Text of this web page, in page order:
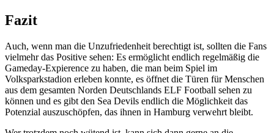
Fazit
Auch, wenn man die Unzufriedenheit berechtigt ist, sollten die Fans
vielmehr das Positive sehen: Es ermöglicht endlich regelmäßig die
Gameday-Expierence zu haben, die man beim Spiel im
Volksparkstadion erleben konnte, es öffnet die Türen für Menschen
aus dem gesamten Norden Deutschlands ELF Football sehen zu
können und es gibt den Sea Devils endlich die Möglichkeit das
Potenzial auszuschöpfen, das ihnen in Hamburg verwehrt bleibt.